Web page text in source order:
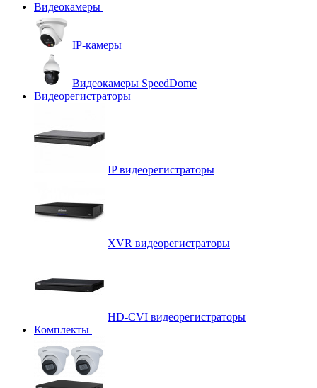
Видеокамеры
IP-камеры
Видеокамеры SpeedDome
Видеорегистраторы
IP видеорегистраторы
XVR видеорегистраторы
HD-CVI видеорегистраторы
Комплекты